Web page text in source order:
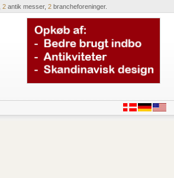
2 antik messer, 2 brancheforeninger.